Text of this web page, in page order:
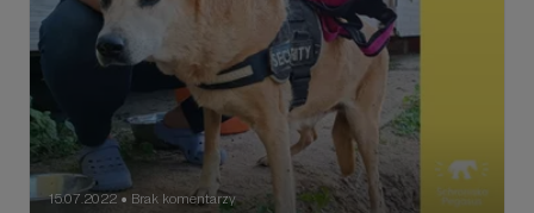
15.07.2022 ● Brak komentarzy